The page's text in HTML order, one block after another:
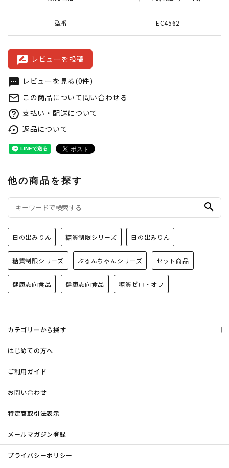
型番 EC4562
rate_review レビューを投稿
textsms レビューを見る(0件)
mail_outline この商品について問い合わせる
help_outline 支払い・配送について
settings_backup_restore 返品について
他の商品を探す
search
日の出みりん 糖質制限シリーズ 日の出みりん
糖質制限シリーズ ぷるんちゃんシリーズ セット商品
健康志向食品 健康志向食品 糖質ゼロ・オフ
カテゴリーから探す
はじめての方へ
ご利用ガイド
お問い合わせ
特定商取引法表示
メールマガジン登録
プライバシーポリシー